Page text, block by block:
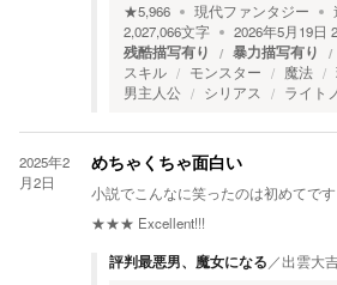
★5,966 現代ファンタジー
2,027,066文字 2026年5月19日
残酷描写有り 暴力描写有り
スキル モンスター 魔法
男主人公
シリアス ライト
2025年2
月2日
めちゃくちゃ面白い
小説でこんなに笑ったのは初めてです
★★★ Excellent!!!
評判最悪男、魔女になる ／出雲大